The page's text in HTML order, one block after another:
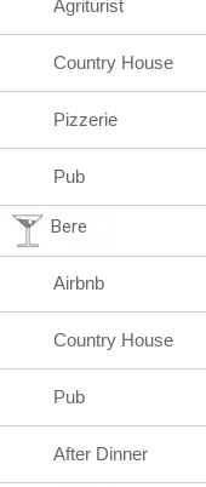
Agriturist
Country House
Pizzerie
Pub
Bere
Airbnb
Country House
Pub
After Dinner